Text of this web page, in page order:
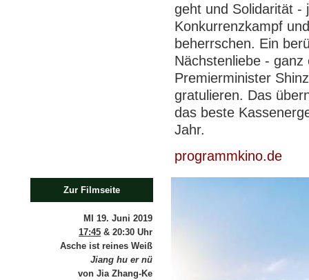
geht und Solidarität -
Konkurrenzkampf
beherrschen. Ein
Nächstenliebe -
Premierminister
gratulieren. Das
das beste
Jahr.
programmkino.de
Zur Filmseite
MI 19. Juni 2019
17:45 & 20:30 Uhr
Asche ist reines Weiß
Jiang hu er nü
von Jia Zhang-Ke